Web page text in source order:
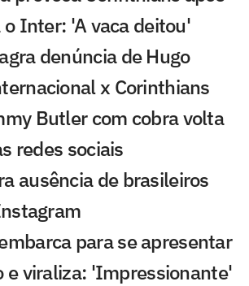
Inter: 'A vaca deitou'
denúncia de Hugo
x Corinthians
Butler com cobra volta
redes sociais
ausência de brasileiros
para se apresentar
e viraliza: 'Impressionante'